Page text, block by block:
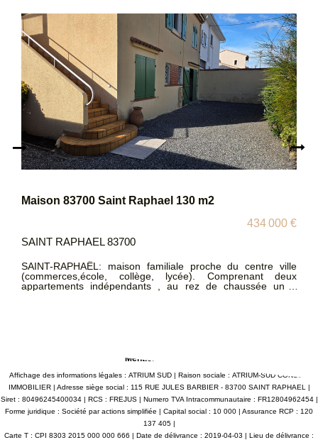
Maison 83700 Saint Raphael 130 m2
434 000 €
SAINT RAPHAEL 83700
SAINT-RAPHAËL: maison familiale proche du centre ville
(commerces,école, collège, lycée). Comprenant deux
appartements indépendants , au rez de chaussée un 2
sont disponibles sur le site Géorisques :
www.georisques.gouv.fr
Mentions légales
Affichage des informations légales : ATRIUM SUD | Raison sociale : ATRIUM-SUD CONSEIL
IMMOBILIER | Adresse siège social : 115 RUE JULES BARBIER - 83700 SAINT RAPHAEL |
Siret : 80496245400034 | RCS : FREJUS | Numero TVA Intracommunautaire : FR12804962454 |
Forme juridique : Société par actions simplifiée | Capital social : 10 000 | Assurance RCP : 120
137 405 |
Carte T : CPI 8303 2015 000 000 666 | Date de délivrance : 2019-04-03 | Lieu de délivrance :